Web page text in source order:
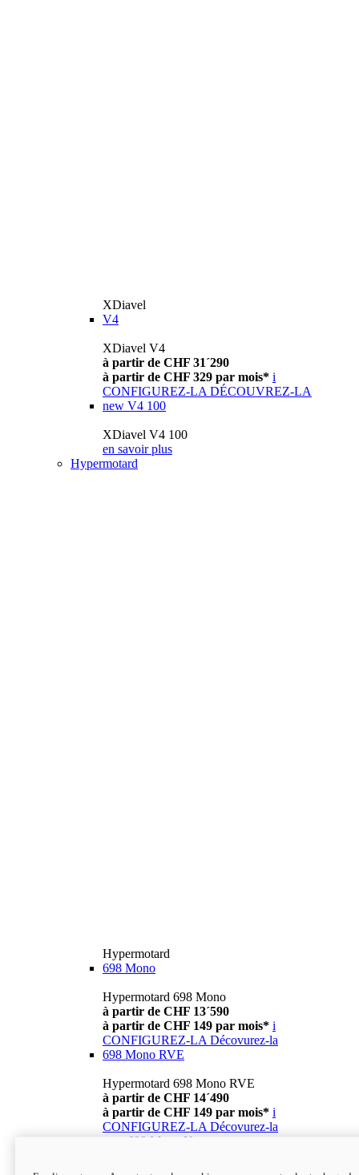
XDiavel
V4
XDiavel V4
à partir de CHF 31´290
à partir de CHF 329 par mois* i
CONFIGUREZ-LA DÉCOUVREZ-LA
new V4 100
XDiavel V4 100
en savoir plus
Hypermotard
Hypermotard
698 Mono
Hypermotard 698 Mono
à partir de CHF 13´590
à partir de CHF 149 par mois* i
CONFIGUREZ-LA Décovurez-la
698 Mono RVE
Hypermotard 698 Mono RVE
à partir de CHF 14´490
à partir de CHF 149 par mois* i
CONFIGUREZ-LA Décovurez-la
698 Mono Nera
Hypermotard 698 Mono Nera